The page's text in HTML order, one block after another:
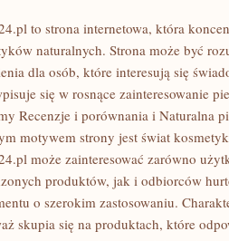
to strona internetowa, która
naturalnych. Strona może być
dla osób, które interesują się
się w rosnące zainteresowanie
Recenzje i porównania i Naturalna
motywem strony jest świat
może zainteresować zarówno
produktów, jak i odbiorców
o szerokim zastosowaniu.
skupia się na produktach, które